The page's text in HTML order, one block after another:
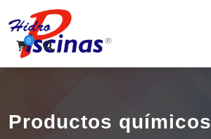
0
Productos químicos